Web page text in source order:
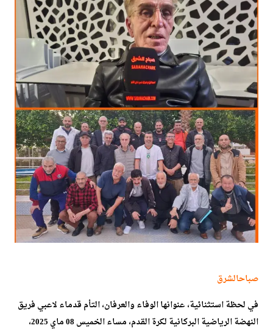
صباحالشرق
في لحظة استثنائية، عنوانها الوفاء والعرفان، التأم قدماء لاعبي فريق
النهضة الرياضية البركانية لكرة القدم، مساء الخميس 08 ماي 2025،